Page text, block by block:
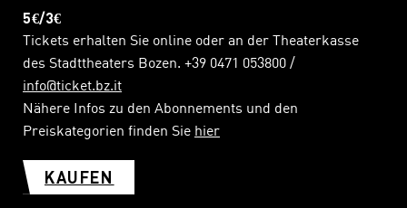
5€/3€
Tickets erhalten Sie online oder an der Theaterkasse
des Stadttheaters Bozen. +39 0471 053800 /
info@ticket.bz.it
Nähere Infos zu den Abonnements und den
Preiskategorien finden Sie hier
KAUFEN